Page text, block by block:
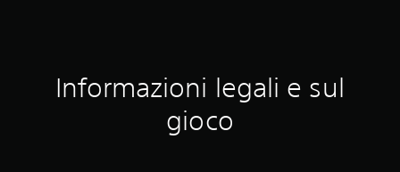
a
Informazioni legali e sul
gioco